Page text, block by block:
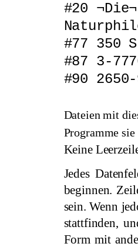
#20
#77 350
#87
#90
Dateien mit
Programme sie
Keine
Jedes
beginnen.
sein. Wenn
stattfinden,
Form mit